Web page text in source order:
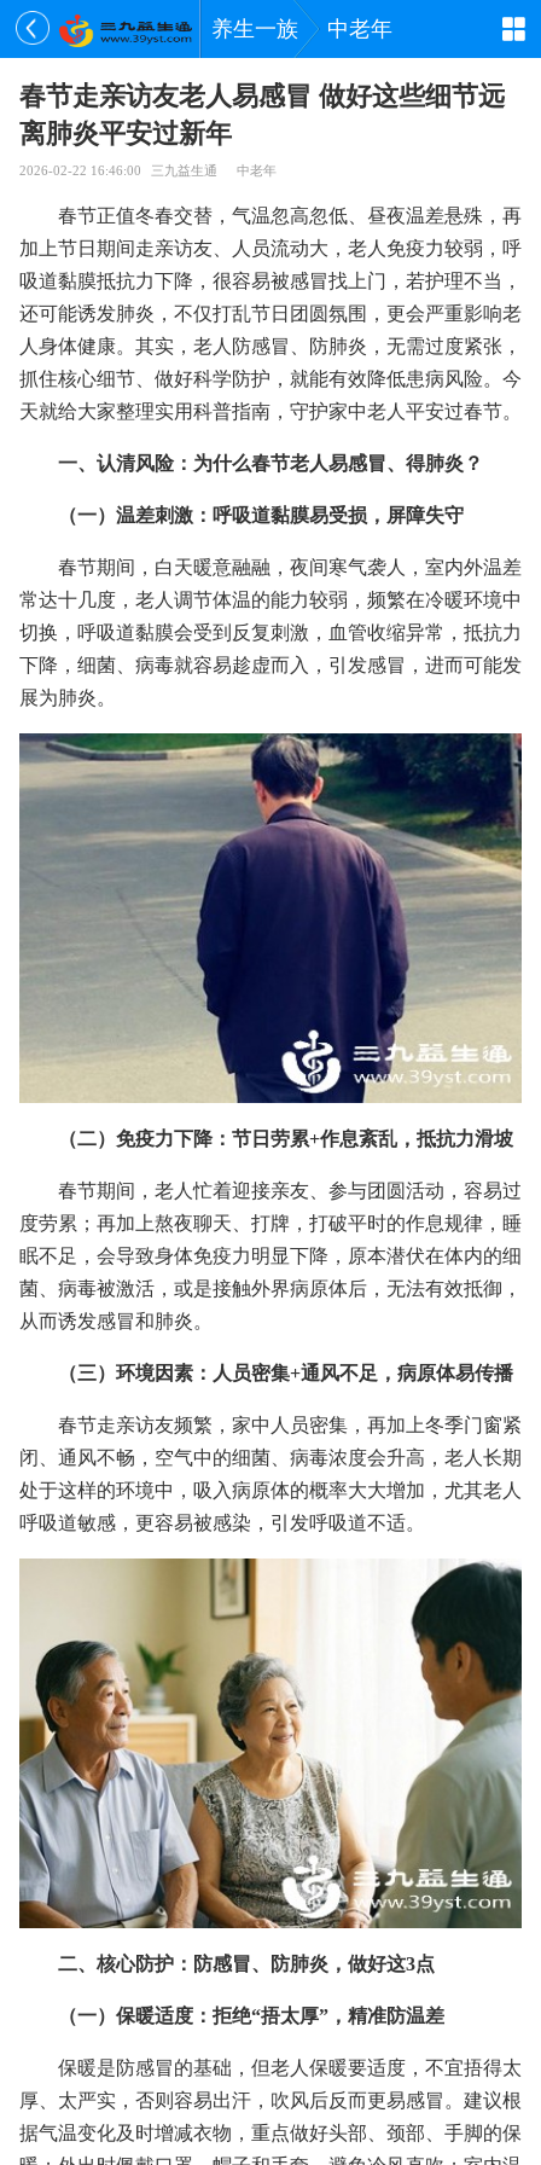
养生一族 中老年
春节走亲访友老人易感冒 做好这些细节远
离肺炎平安过新年
2026-02-22 16:46:00 三九益生通 中老年
春节正值冬春交替，气温忽高忽低、昼夜温差悬殊，再
加上节日期间走亲访友、人员流动大，老人免疫力较弱，呼
吸道黏膜抵抗力下降，很容易被感冒找上门，若护理不当，
还可能诱发肺炎，不仅打乱节日团圆氛围，更会严重影响老
人身体健康。其实，老人防感冒、防肺炎，无需过度紧张，
抓住核心细节、做好科学防护，就能有效降低患病风险。今
天就给大家整理实用科普指南，守护家中老人平安过春节。
一、认清风险：为什么春节老人易感冒、得肺炎？
（一）温差刺激：呼吸道黏膜易受损，屏障失守
春节期间，白天暖意融融，夜间寒气袭人，室内外温差
常达十几度，老人调节体温的能力较弱，频繁在冷暖环境中
切换，呼吸道黏膜会受到反复刺激，血管收缩异常，抵抗力
下降，细菌、病毒就容易趁虚而入，引发感冒，进而可能发
展为肺炎。
（二）免疫力下降：节日劳累+作息紊乱，抵抗力滑坡
春节期间，老人忙着迎接亲友、参与团圆活动，容易过
度劳累；再加上熬夜聊天、打牌，打破平时的作息规律，睡
眠不足，会导致身体免疫力明显下降，原本潜伏在体内的细
菌、病毒被激活，或是接触外界病原体后，无法有效抵御，
从而诱发感冒和肺炎。
（三）环境因素：人员密集+通风不足，病原体易传播
春节走亲访友频繁，家中人员密集，再加上冬季门窗紧
闭、通风不畅，空气中的细菌、病毒浓度会升高，老人长期
处于这样的环境中，吸入病原体的概率大大增加，尤其老人
呼吸道敏感，更容易被感染，引发呼吸道不适。
二、核心防护：防感冒、防肺炎，做好这3点
（一）保暖适度：拒绝“捂太厚”，精准防温差
保暖是防感冒的基础，但老人保暖要适度，不宜捂得太
厚、太严实，否则容易出汗，吹风后反而更易感冒。建议根
据气温变化及时增减衣物，重点做好头部、颈部、手脚的保